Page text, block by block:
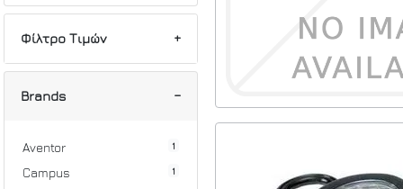
Φίλτρο Τιμών
Min
Brands
Aventor 1
Campus 1